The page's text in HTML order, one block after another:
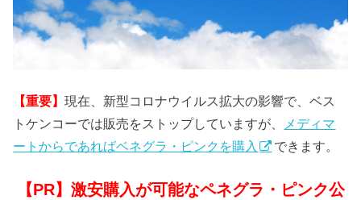
【重要】現在、新型コロナウイルス拡大の影響で、ベス
トケンコーでは販売をストップしていますが、
メディマ
ートからであればベネグラ・ピンクを購入
できます。
【PR】激安購入が可能なペネグラ・ピンク公